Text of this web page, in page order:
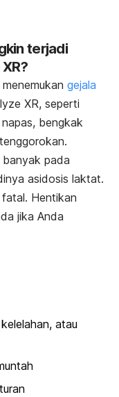
terjadi
gejala
XR, seperti
bengkak
banyak pada
asidosis laktat.
Hentikan
jika Anda
atau